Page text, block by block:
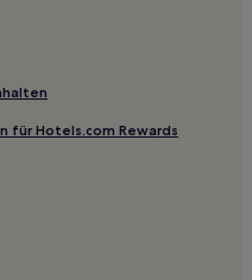
für Hotels.com Rewards